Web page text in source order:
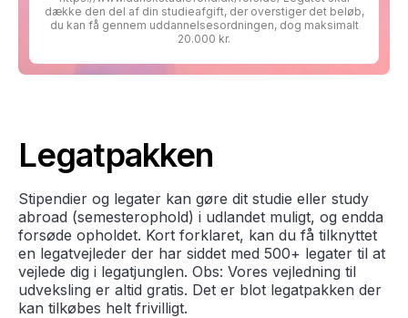
dække den del af din studieafgift, der overstiger det beløb,
du kan få gennem uddannelsesordningen, dog maksimalt
20.000 kr.
Legatpakken
Stipendier og legater kan gøre dit studie eller study
abroad (semesterophold) i udlandet muligt, og endda
forsøde opholdet. Kort forklaret, kan du få tilknyttet
en legatvejleder der har siddet med 500+ legater til at
vejlede dig i legatjunglen. Obs: Vores vejledning til
udveksling er altid gratis. Det er blot legatpakken der
kan tilkøbes helt frivilligt.